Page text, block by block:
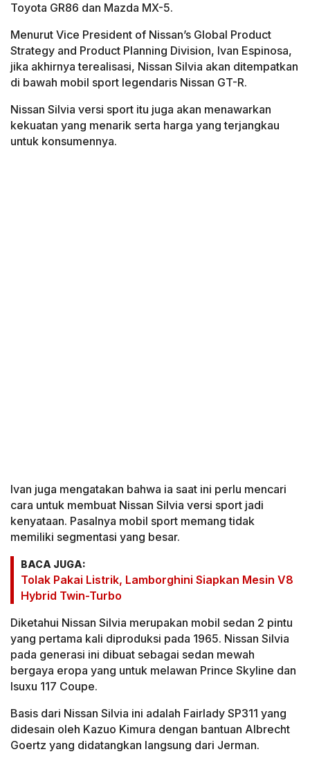
Toyota GR86 dan Mazda MX-5.
Menurut Vice President of Nissan’s Global Product
Strategy and Product Planning Division, Ivan Espinosa,
jika akhirnya terealisasi, Nissan Silvia akan ditempatkan
di bawah mobil sport legendaris Nissan GT-R.
Nissan Silvia versi sport itu juga akan menawarkan
kekuatan yang menarik serta harga yang terjangkau
untuk konsumennya.
Ivan juga mengatakan bahwa ia saat ini perlu mencari
cara untuk membuat Nissan Silvia versi sport jadi
kenyataan. Pasalnya mobil sport memang tidak
memiliki segmentasi yang besar.
BACA JUGA:
Tolak Pakai Listrik, Lamborghini Siapkan Mesin V8
Hybrid Twin-Turbo
Diketahui Nissan Silvia merupakan mobil sedan 2 pintu
yang pertama kali diproduksi pada 1965. Nissan Silvia
pada generasi ini dibuat sebagai sedan mewah
bergaya eropa yang untuk melawan Prince Skyline dan
Isuxu 117 Coupe.
Basis dari Nissan Silvia ini adalah Fairlady SP311 yang
didesain oleh Kazuo Kimura dengan bantuan Albrecht
Goertz yang didatangkan langsung dari Jerman.